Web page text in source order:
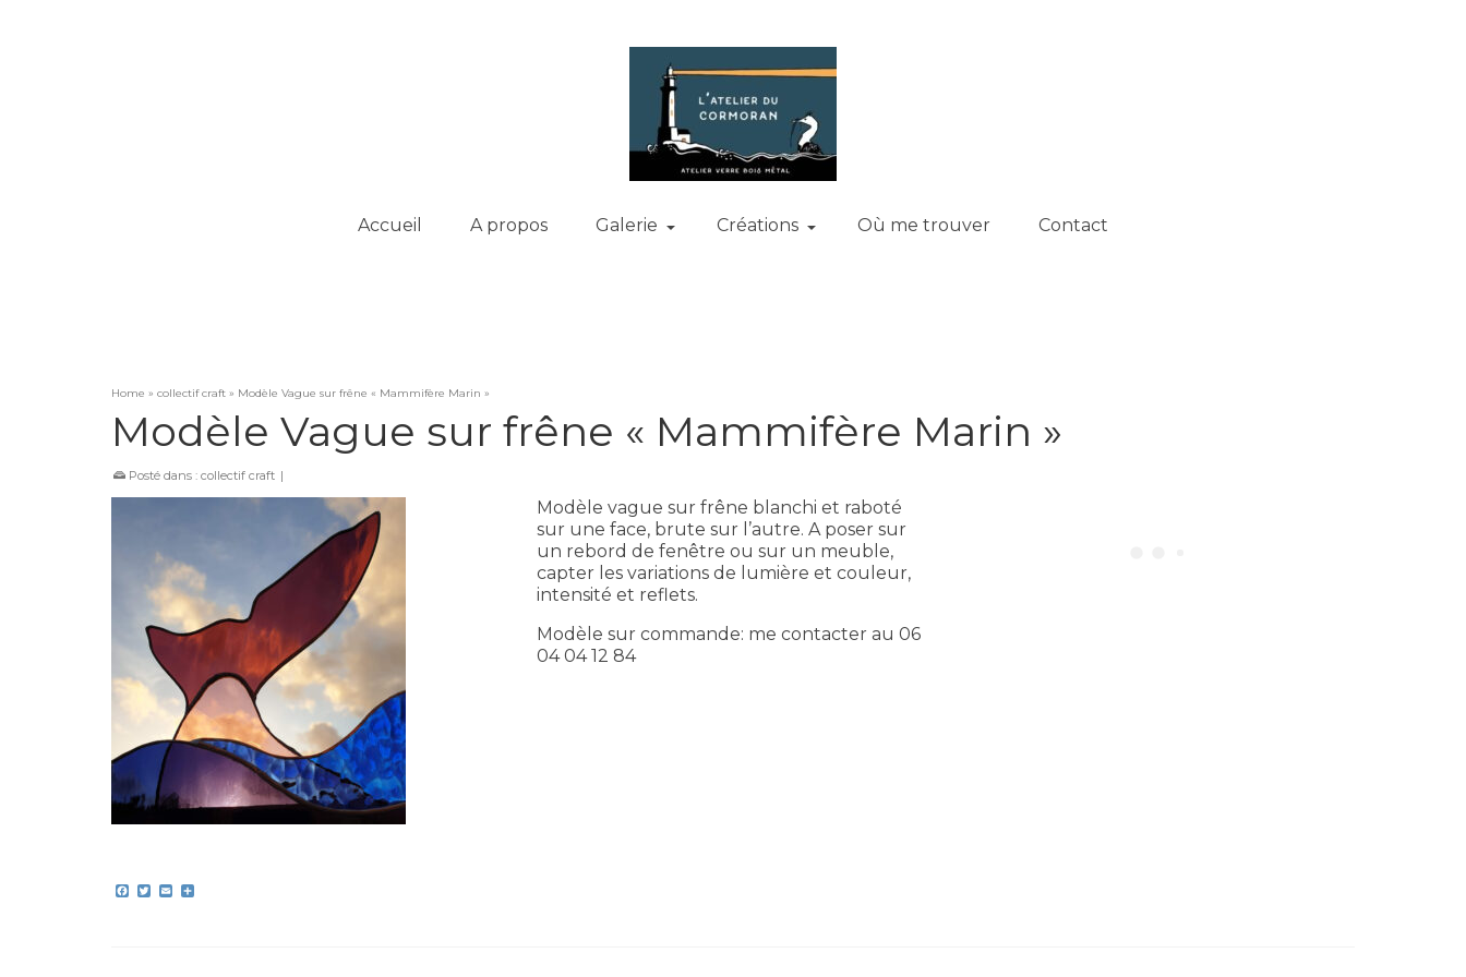
Accueil A propos Galerie Créations Où me trouver Contact
Home » collectif craft » Modèle Vague sur frêne « Mammifère Marin »
Modèle Vague sur frêne « Mammifère Marin »
Posté dans : collectif craft |
Modèle vague sur frêne blanchi et raboté
sur une face, brute sur l’autre. A poser sur
un rebord de fenêtre ou sur un meuble,
capter les variations de lumière et couleur,
intensité et reflets.
Modèle sur commande: me contacter au 06
04 04 12 84
Facebook
Twitter
Email